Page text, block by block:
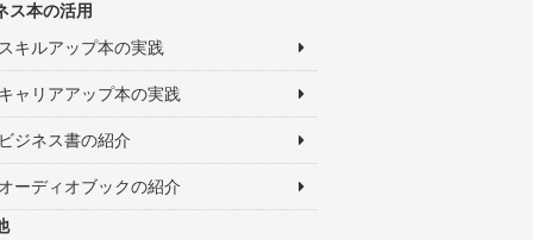
ス本の活用
キルアップ本の実践
ャリアアップ本の実践
ジネス書の紹介
ーディオブックの紹介